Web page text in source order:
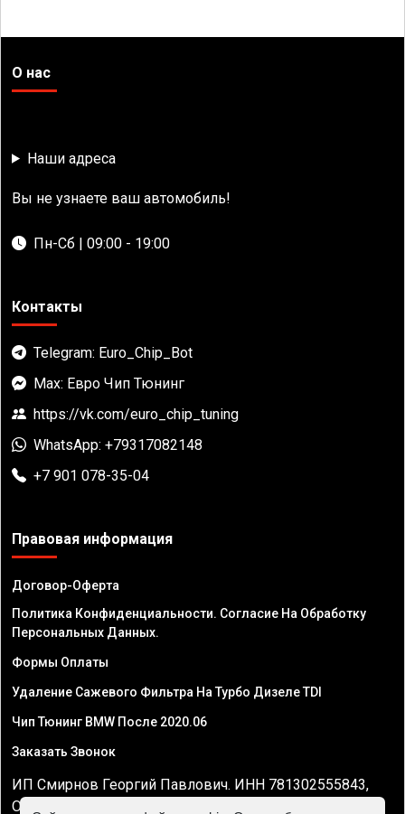
О нас
Наши адреса
Вы не узнаете ваш автомобиль!
Пн-Сб | 09:00 - 19:00
Контакты
Telegram: Euro_Chip_Bot
Max: Евро Чип Тюнинг
https://vk.com/euro_chip_tuning
WhatsApp: +79317082148
+7 901 078-35-04
Правовая информация
Договор-Оферта
Политика Конфиденциальности. Согласие На Обработку
Персональных Данных.
Формы Оплаты
Удаление Сажевого Фильтра На Турбо Дизеле TDI
Чип Тюнинг BMW После 2020.06
Заказать Звонок
ИП Смирнов Георгий Павлович. ИНН 781302555843,
ОГРНИП 324470400032610